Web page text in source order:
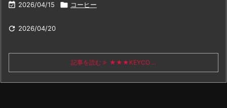
 2026/04/15  コーヒー
 2026/04/20
記事を読む ★★★KEYCO ...